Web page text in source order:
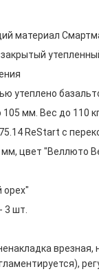
материал
утеплено
мм. Вес до 110
ReStart с
цвет "Веллюто
орех"
3 шт.